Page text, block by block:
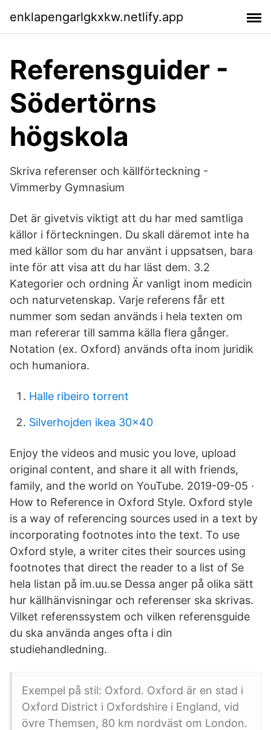
enklapengarlgkxkw.netlify.app
Referensguider -
Södertörns
högskola
Skriva referenser och källförteckning -
Vimmerby Gymnasium
Det är givetvis viktigt att du har med samtliga
källor i förteckningen. Du skall däremot inte ha
med källor som du har använt i uppsatsen, bara
inte för att visa att du har läst dem. 3.2
Kategorier och ordning Är vanligt inom medicin
och naturvetenskap. Varje referens får ett
nummer som sedan används i hela texten om
man refererar till samma källa flera gånger.
Notation (ex. Oxford) används ofta inom juridik
och humaniora.
Halle ribeiro torrent
Silverhojden ikea 30x40
Enjoy the videos and music you love, upload
original content, and share it all with friends,
family, and the world on YouTube. 2019-09-05 ·
How to Reference in Oxford Style. Oxford style
is a way of referencing sources used in a text by
incorporating footnotes into the text. To use
Oxford style, a writer cites their sources using
footnotes that direct the reader to a list of Se
hela listan på im.uu.se Dessa anger på olika sätt
hur källhänvisningar och referenser ska skrivas.
Vilket referenssystem och vilken referensguide
du ska använda anges ofta i din
studiehandledning.
Exempel på stil: Oxford. Oxford är en stad i
Oxford District i Oxfordshire i England, vid
övre Themsen, 80 km nordväst om London.